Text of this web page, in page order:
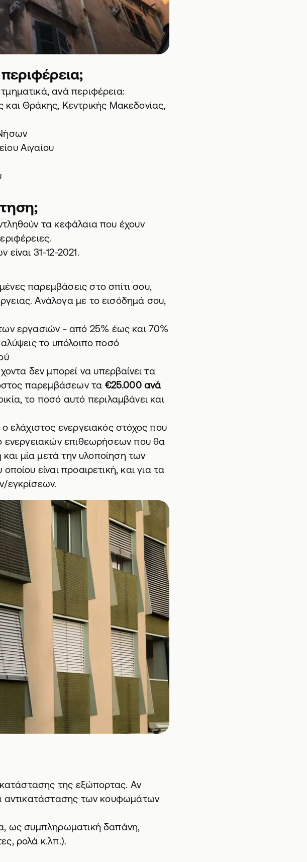
ανά περιφέρεια:
και Θράκης, Κεντρικής Μακεδονίας,
Αιγαίου
τα κεφάλαια που έχουν
31-12-2021.
παρεμβάσεις στο σπίτι σου,
Ανάλογα με το εισόδημά σου,
εργασιών - από 25% έως και 70%
το υπόλοιπο ποσό
δεν μπορεί να υπερβαίνει τα
παρεμβάσεων τα €25.000 ανά
το ποσό αυτό περιλαμβάνει και
ελάχιστος ενεργειακός στόχος που
ενεργειακών επιθεωρήσεων που θα
και μία μετά την υλοποίηση των
είναι προαιρετική, και για τα
εγκρίσεων.
της εξώπορτας. Αν
αντικατάστασης των κουφωμάτων
ως συμπληρωματική δαπάνη,
ρολά κ.λπ.).